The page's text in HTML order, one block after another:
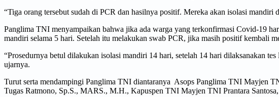
“Tiga orang tersebut sudah di PCR dan hasilnya positif. Mereka akan isolasi
Panglima TNI menyampaikan bahwa jika ada warga yang terkonfirmasi Covid-19
mandiri selama 5 hari. Setelah itu melakukan swab PCR, jika masih positif kembali
“Prosedurnya betul dilakukan isolasi mandiri 14 hari, setelah 14 hari dilaksanakan
ujarnya.
Turut serta mendampingi Panglima TNI diantaranya Asops Panglima TNI
Tugas Ratmono, Sp.S., MARS., M.H., Kapuspen TNI Mayjen TNI Prantara